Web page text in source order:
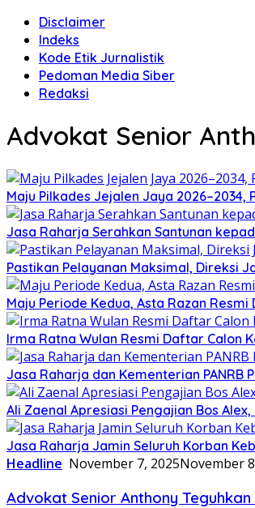
Disclaimer
Indeks
Kode Etik Jurnalistik
Pedoman Media Siber
Redaksi
Advokat Senior
Maju Pilkades Jejalen Jaya
Jasa Raharja Serahkan Santunan
Pastikan Pelayanan Maksimal, Direksi
Maju Periode Kedua, Asta Razan
Irma Ratna Wulan Resmi Daftar Calon
Jasa Raharja dan Kementerian PANRB
Ali Zaenal Apresiasi Pengajian Bos
Jasa Raharja Jamin Seluruh Korban
Headline November 7, 2025November
Advokat Senior Anthony